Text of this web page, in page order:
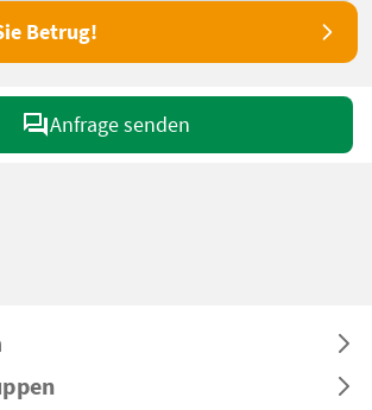
Betrug!
Anfrage senden